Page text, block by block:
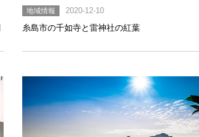
地域情報 2020-12-10
糸島市の千如寺と雷神社の紅葉